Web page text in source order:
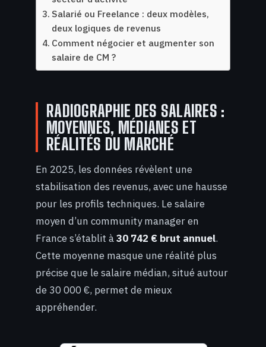
Salarié ou Freelance : deux modèles,
deux logiques de revenus
Comment négocier et augmenter son
salaire de CM ?
RADIOGRAPHIE DES SALAIRES :
MOYENNES, MÉDIANES ET
RÉALITÉS DU MARCHÉ
En 2025, les données révèlent une
stabilisation des revenus, avec une hausse
pour les profils techniques. Le salaire
moyen d’un community manager en
France s’établit à30 742 € brut annuel.
Cette moyenne masque une réalité plus
précise que le salaire médian, situé autour
de 30 000 €, permet de mieux
appréhender.